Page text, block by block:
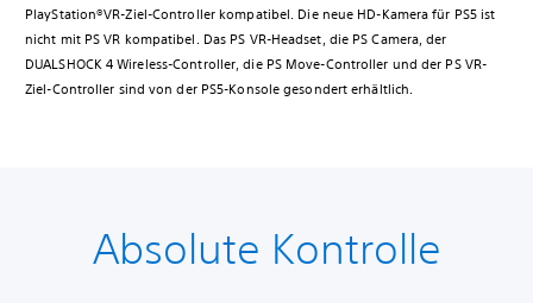
PlayStation®VR-Ziel-Controller kompatibel. Die neue HD-Kamera für PS5 ist
nicht mit PS VR kompatibel. Das PS VR-Headset, die PS Camera, der
DUALSHOCK 4 Wireless-Controller, die PS Move-Controller und der PS VR-
Ziel-Controller sind von der PS5-Konsole gesondert erhältlich.
Absolute Kontrolle